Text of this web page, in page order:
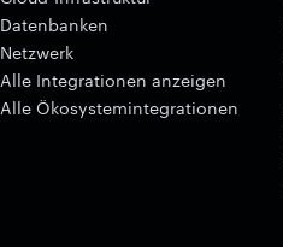
Datenbanken
Netzwerk
Alle Integrationen anzeigen
Alle Ökosystemintegrationen